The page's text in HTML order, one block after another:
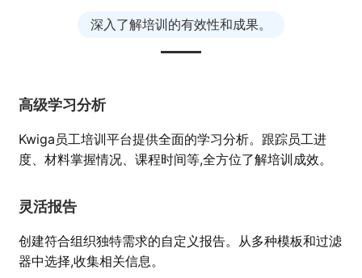
深入了解培训的有效性和成果。
高级学习分析
Kwiga员工培训平台提供全面的学习分析。跟踪员工进
度、材料掌握情况、课程时间等,全方位了解培训成效。
灵活报告
创建符合组织独特需求的自定义报告。从多种模板和过滤
器中选择,收集相关信息。